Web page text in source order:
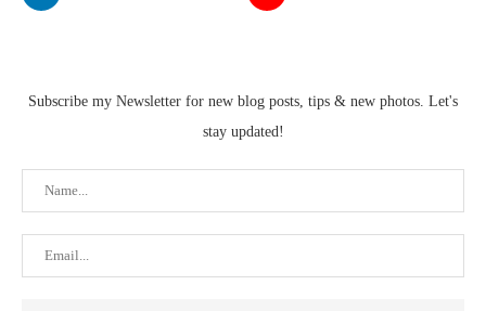
Subscribe my Newsletter for new blog posts, tips & new photos. Let's
stay updated!